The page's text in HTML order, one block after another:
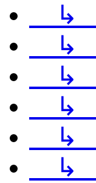
↳
↳
↳
↳
↳
↳